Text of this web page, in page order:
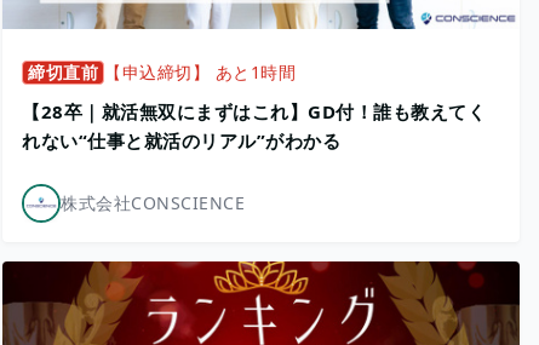
締切直前 【申込締切】 あと1時間
【28卒｜就活無双にまずはこれ】GD付！誰も教えてく
れない“仕事と就活のリアル”がわかる
株式会社CONSCIENCE